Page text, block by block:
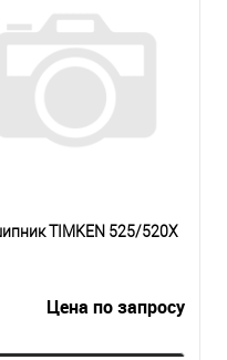
в 1
сравнению
избранное
Под заказ
TIMKEN 525/520X
Цена по запросу